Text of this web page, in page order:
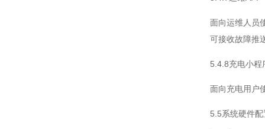
面向运维人员
可接收故障推
5.4.8充电小程
面向充电用户
5.5系统硬件配